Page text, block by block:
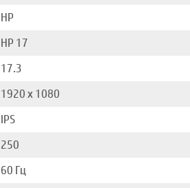
HP
HP 17
17.3
1920 x 1080
IPS
250
60 Гц